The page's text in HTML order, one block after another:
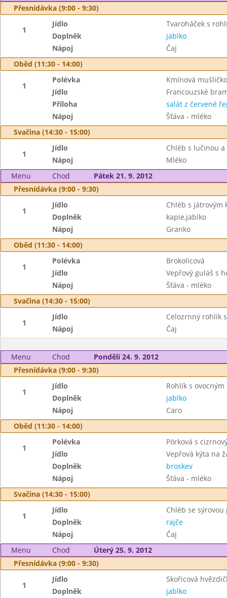
Přesnídávka (9:00 - 9:30)
1
Jídlo
Tvaroháček s
Doplněk
jablko
Nápoj
Čaj
Oběd (11:30 - 14:00)
1
Polévka
Kmínová
Jídlo
Francouzské
Příloha
salát z červené
Nápoj
Šťáva - mléko
Svačina (14:30 - 15:00)
1
Jídlo
Chléb s lučinou
Nápoj
Mléko
Menu
Chod
Pátek 21. 9. 2012
Přesnídávka (9:00 - 9:30)
1
Jídlo
Chléb s játrovým
Doplněk
kapie,jablko
Nápoj
Granko
Oběd (11:30 - 14:00)
1
Polévka
Brokolicová
Jídlo
Vepřový guláš s
Nápoj
Šťáva - mléko
Svačina (14:30 - 15:00)
1
Jídlo
Celozrnný rohlík
Nápoj
Čaj
Menu Chod
Pondělí 24. 9. 2012
Přesnídávka (9:00 - 9:30)
1
Jídlo
Rohlík s
Doplněk
jablko
Nápoj
Caro
Oběd (11:30 - 14:00)
1
Polévka
Pórková s
Jídlo
Vepřová kýta na
Doplněk
broskev
Nápoj
Šťáva - mléko
Svačina (14:30 - 15:00)
1
Jídlo
Chléb se
Doplněk
rajče
Nápoj
Čaj
Menu
Chod
Úterý 25. 9. 2012
Přesnídávka (9:00 - 9:30)
1
Jídlo
Skořicová
Doplněk
jablko